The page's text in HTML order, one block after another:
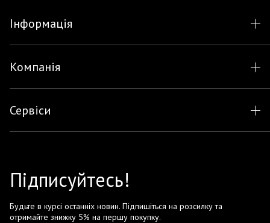
Інформація
Компанія
Сервіси
Підписуйтесь!
Будьте в курсі останніх новин. Підпишіться на розсилку та
отримайте знижку 5% на першу покупку.